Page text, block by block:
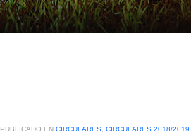
PUBLICADO EN CIRCULARES, CIRCULARES 2018/2019